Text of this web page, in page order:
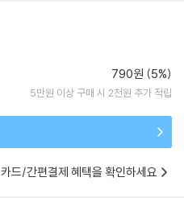
790원 (5%)
5만원 이상 구매 시 2천원 추가 적립
카드/간편결제 혜택을 확인하세요